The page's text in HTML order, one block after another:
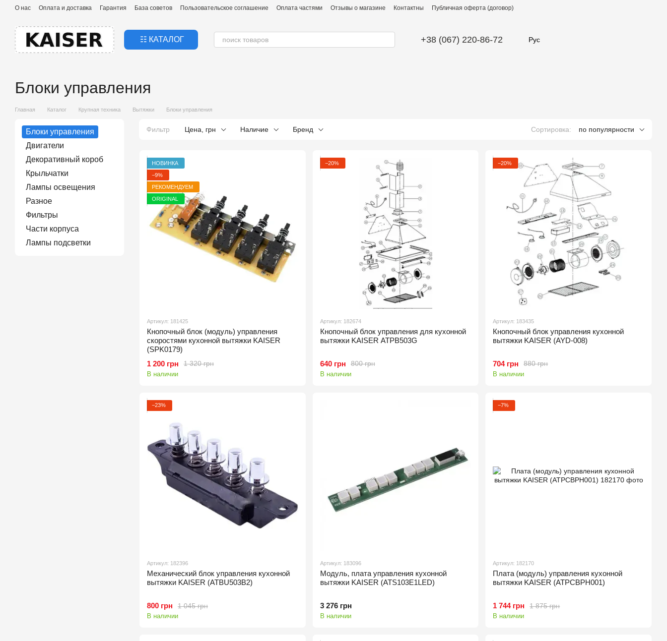
Перейти к основному контенту
О нас Оплата и доставка Гарантия База советов Пользовательское соглашение Оплата частями Отзывы о магазине Контактны Публичная оферта (договор)
☷ КАТАЛОГ +38 (067) 220-86-72 Рус
Блоки управления
Главная Каталог Крупная техника Вытяжки Блоки управления
Фильтр Цена, грн Наличие Бренд Сортировка: по популярности
НОВИНКА
−9%
РЕКОМЕНДУЕМ
ORIGINAL
Артикул: 181425
Кнопочный блок (модуль) управления
скоростями кухонной вытяжки KAISER
(SPK0179)
1 320 грн
1 200 грн
В наличии
−20%
Артикул: 182674
Кнопочный блок управления для кухонной
вытяжки KAISER ATPB503G
800 грн
640 грн
В наличии
−20%
Артикул: 183435
Кнопочный блок управления кухонной
вытяжки KAISER (AYD-008)
880 грн
704 грн
В наличии
−23%
Артикул: 182396
Механический блок управления кухонной
вытяжки KAISER (ATBU503B2)
1 045 грн
800 грн
В наличии
Артикул: 183096
Модуль, плата управления кухонной
вытяжки KAISER (ATS103E1LED)
3 276 грн
В наличии
−7%
Артикул: 182170
Плата (модуль) управления кухонной
вытяжки KAISER (ATPCBPH001)
1 875 грн
1 744 грн
В наличии
Блоки управления
Двигатели
Декоративный короб
Крыльчатки
Лампы освещения
Разное
Фильтры
Части корпуса
Лампы подсветки